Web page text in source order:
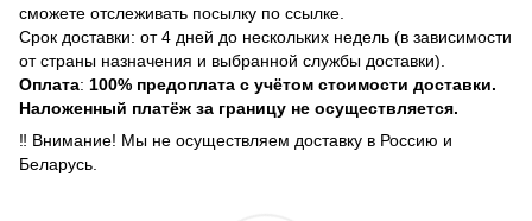
сможете отслеживать посылку по ссылке.
Срок доставки: от 4 дней до нескольких недель (в зависимости
от страны назначения и выбранной службы доставки).
Оплата: 100% предоплата с учётом стоимости доставки.
Наложенный платёж за границу не осуществляется.
‼️ Внимание! Мы не осуществляем доставку в Россию и
Беларусь.